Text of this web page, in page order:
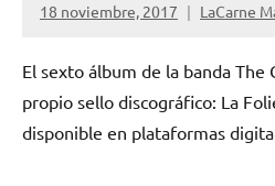
18 noviembre, 2017 LaCarne
No
comentarios
El sexto álbum de la banda The
propio sello discográfico: La
disponible en plataformas